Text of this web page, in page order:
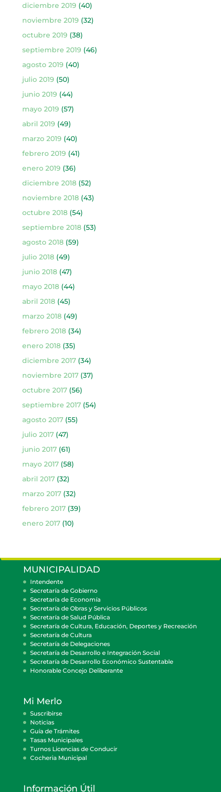
diciembre 2019 (40)
noviembre 2019 (32)
octubre 2019 (38)
septiembre 2019 (46)
agosto 2019 (40)
julio 2019 (50)
junio 2019 (44)
mayo 2019 (57)
abril 2019 (49)
marzo 2019 (40)
febrero 2019 (41)
enero 2019 (36)
diciembre 2018(52)
noviembre 2018(43)
octubre 2018(54)
septiembre 2018(53)
agosto 2018(59)
julio 2018(49)
junio 2018(47)
mayo 2018(44)
abril 2018(45)
marzo 2018(49)
febrero 2018(34)
enero 2018(35)
diciembre 2017(34)
noviembre 2017(37)
octubre 2017(56)
septiembre 2017(54)
agosto 2017(55)
julio 2017(47)
junio 2017(61)
mayo 2017(58)
abril 2017(32)
marzo 2017(32)
febrero 2017(39)
enero 2017(10)
MUNICIPALIDAD
Intendente
Secretaría de Gobierno
Secretaría de Economía
Secretaría de Obras y Servicios Públicos
Secretaría de Salud Pública
Secretaría de Cultura, Educación, Deportes y Recreación
Secretaría de Cultura
Secretaría de Delegaciones
Secretaría de Desarrollo e Integración Social
Secretaría de Desarrollo Económico Sustentable
Honorable Concejo Deliberante
Mi Merlo
Suscribirse
Noticias
Guía de Trámites
Tasas Municipales
Turnos Licencias de Conducir
Cocheria Municipal
Información Útil